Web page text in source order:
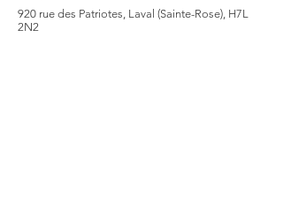
920 rue des Patriotes, Laval (Sainte-Rose), H7L
2N2